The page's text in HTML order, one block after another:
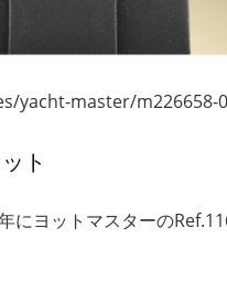
yacht-master/m226658-
ト
にヨットマスターの